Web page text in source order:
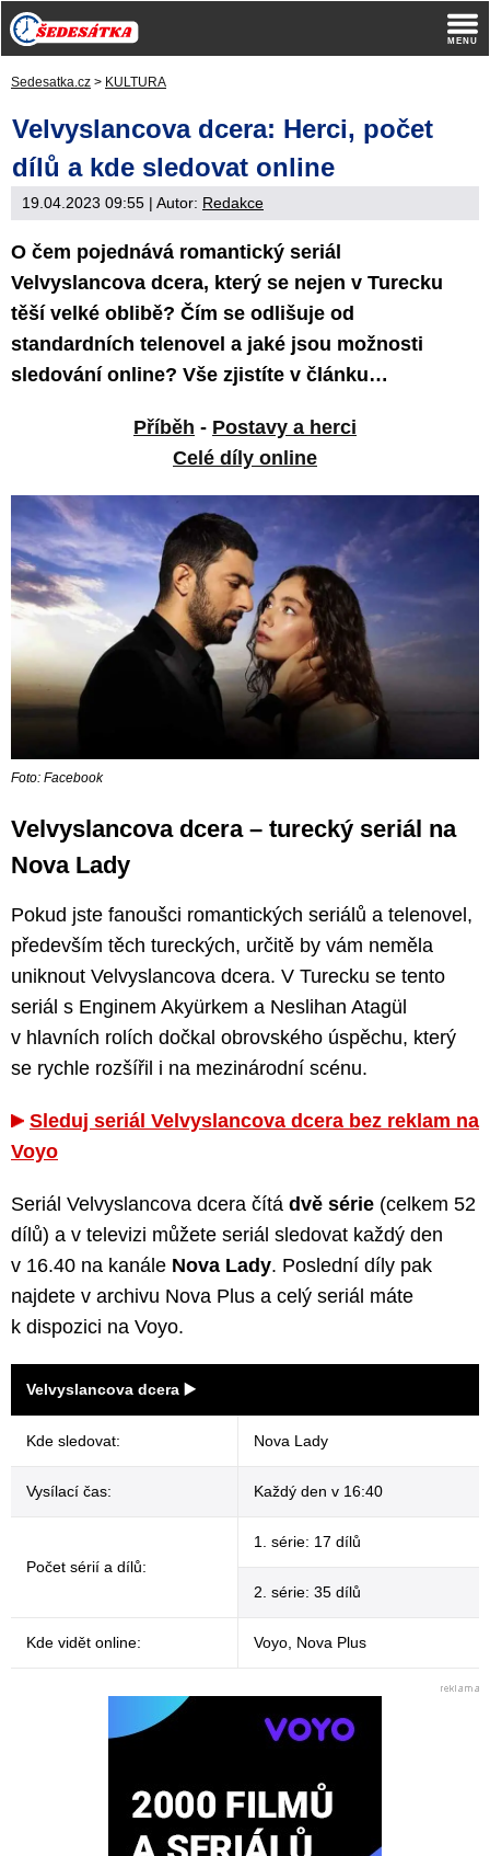
Sedesatka.cz > KULTURA
Velvyslancova dcera: Herci, počet
dílů a kde sledovat online
19.04.2023 09:55 | Autor: Redakce
O čem pojednává romantický seriál
Velvyslancova dcera, který se nejen v Turecku
těší velké oblibě? Čím se odlišuje od
standardních telenovel a jaké jsou možnosti
sledování online? Vše zjistíte v článku…
Příběh - Postavy a herci
Celé díly online
Foto: Facebook
Velvyslancova dcera – turecký seriál na
Nova Lady
Pokud jste fanoušci romantických seriálů a telenovel,
především těch tureckých, určitě by vám neměla
uniknout Velvyslancova dcera. V Turecku se tento
seriál s Enginem Akyürkem a Neslihan Atagül
v hlavních rolích dočkal obrovského úspěchu, který
se rychle rozšířil i na mezinárodní scénu.
Sleduj seriál Velvyslancova dcera bez reklam na
Voyo
Seriál Velvyslancova dcera čítá dvě série (celkem 52
dílů) a v televizi můžete seriál sledovat každý den
v 16.40 na kanále Nova Lady. Poslední díly pak
najdete v archivu Nova Plus a celý seriál máte
k dispozici na Voyo.
Velvyslancova dcera ▶️
Kde sledovat: Nova Lady
Vysílací čas: Každý den v 16:40
Počet sérií a dílů:
1. série: 17 dílů
2. série: 35 dílů
Kde vidět online: Voyo, Nova Plus